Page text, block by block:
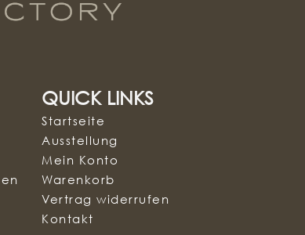
QUICK LINKS
Startseite
Ausstellung
Mein Konto
Warenkorb
Vertrag widerrufen
Kontakt